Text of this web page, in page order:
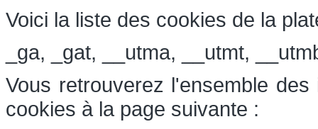
Voici la liste des cookies de la
_ga, _gat, __utma, __utmt,
Vous retrouverez l'ensemble
cookies à la page suivante :